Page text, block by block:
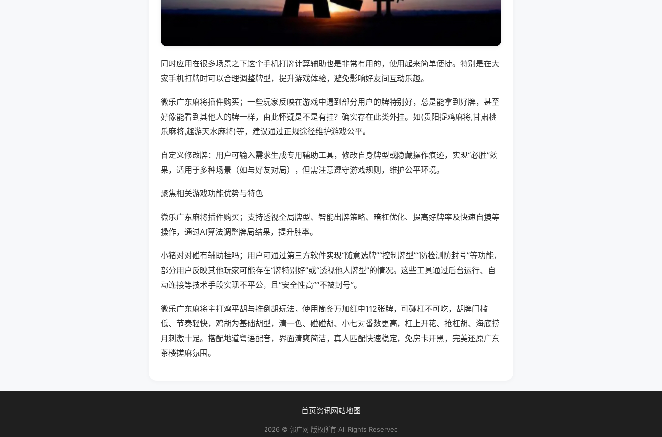
同时应用在很多场景之下这个手机打牌计算辅助也是非常有用的，使用起来简单便捷。特别是在大
家手机打牌时可以合理调整牌型，提升游戏体验，避免影响好友间互动乐趣。
微乐广东麻将插件购买；一些玩家反映在游戏中遇到部分用户的牌特别好，总是能拿到好牌，甚至
好像能看到其他人的牌一样，由此怀疑是不是有挂？确实存在此类外挂。如(贵阳捉鸡麻将,甘肃桃
乐麻将,趣游天水麻将)等，建议通过正规途径维护游戏公平。
自定义修改牌：用户可输入需求生成专用辅助工具，修改自身牌型或隐藏操作痕迹，实现“必胜”效
果，适用于多种场景（如与好友对局），但需注意遵守游戏规则，维护公平环境。
聚焦相关游戏功能优势与特色！
微乐广东麻将插件购买；支持透视全局牌型、智能出牌策略、暗杠优化、提高好牌率及快速自摸等
操作，通过AI算法调整牌局结果，提升胜率。
小猪对对碰有辅助挂吗；用户可通过第三方软件实现“随意选牌”“控制牌型”“防检测防封号”等功能，
部分用户反映其他玩家可能存在“牌特别好”或“透视他人牌型”的情况。这些工具通过后台运行、自
动连接等技术手段实现不平公，且“安全性高”“不被封号”。
微乐广东麻将主打鸡平胡与推倒胡玩法，使用筒条万加红中112张牌，可碰杠不可吃，胡牌门槛
低、节奏轻快，鸡胡为基础胡型，清一色、碰碰胡、小七对番数更高，杠上开花、抢杠胡、海底捞
月刺激十足。搭配地道粤语配音，界面清爽简洁，真人匹配快速稳定，免房卡开黑，完美还原广东
茶楼搓麻氛围。
首页资讯网站地图
2026 © 郭广网 版权所有 All Rights Reserved